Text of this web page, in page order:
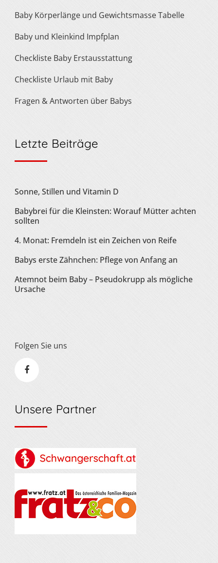
Baby Körperlänge und Gewichtsmasse Tabelle
Baby und Kleinkind Impfplan
Checkliste Baby Erstausstattung
Checkliste Urlaub mit Baby
Fragen & Antworten über Babys
Letzte Beiträge
Sonne, Stillen und Vitamin D
Babybrei für die Kleinsten: Worauf Mütter achten
sollten
4. Monat: Fremdeln ist ein Zeichen von Reife
Babys erste Zähnchen: Pflege von Anfang an
Atemnot beim Baby – Pseudokrupp als mögliche
Ursache
Folgen Sie uns
Unsere Partner